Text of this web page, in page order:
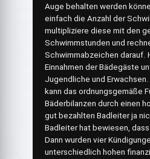
Auge behalten werden
einfach die Anzahl der
multipliziere diese mit den
Schwimmstunden und
Schwimmabzeichen darauf.
Einnahmen der Bädegäste
Jugendliche und
kann das ordnungsgemäße
Bäderbilanzen durch einen
gut bezahlten Badleiter ja
Badleiter hat bewiesen,
Dann wurden vier
unterschiedlich hohen